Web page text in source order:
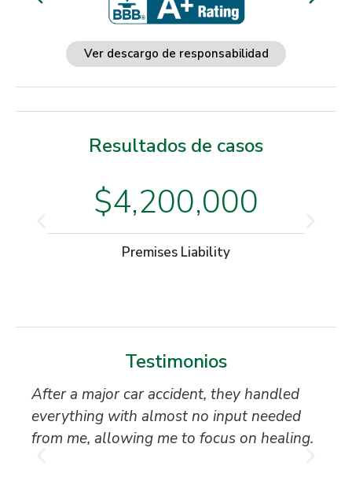
Ver descargo de responsabilidad
Resultados de casos
$4,200,000
Premises Liability
Testimonios
After a major car accident, they handled
everything with almost no input needed
from me, allowing me to focus on healing.